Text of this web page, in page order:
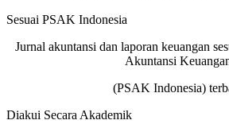
Sesuai PSAK Indonesia
Jurnal akuntansi dan laporan keuangan
Akuntansi
(PSAK Indonesia)
Diakui Secara Akademik